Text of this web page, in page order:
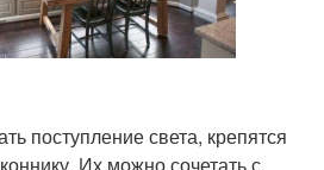
поступление света, крепятся